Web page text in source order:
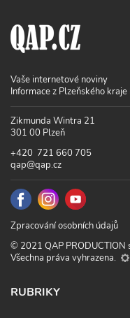
Vaše internetové noviny
Informace z Plzeňského
Zikmunda Wintra 21
301 00 Plzeň
+420 721 660 705
qap@qap.cz
Zpracování osobních údajů
© 2021 QAP PRODUCTION
Všechna práva vyhrazena.
RUBRIKY